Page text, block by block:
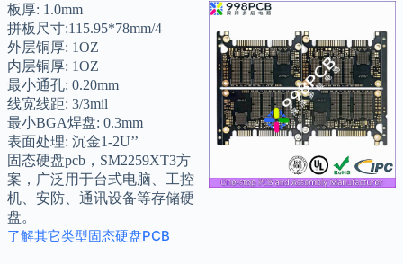
板厚: 1.0mm
拼板尺寸:115.95*78mm/4
外层铜厚: 1OZ
内层铜厚: 1OZ
最小通孔: 0.20mm
线宽线距: 3/3mil
最小BGA焊盘: 0.3mm
表面处理: 沉金1-2U’’
固态硬盘pcb，SM2259XT3方
案，广泛用于台式电脑、工控
机、安防、通讯设备等存储硬
盘。
了解其它类型固态硬盘PCB